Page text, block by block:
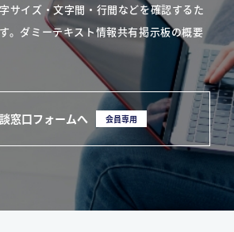
サイズ・文字間・行間などを確認するた
。ダミーテキスト情報共有掲示板の概要
窓口フォームへ 会員専用